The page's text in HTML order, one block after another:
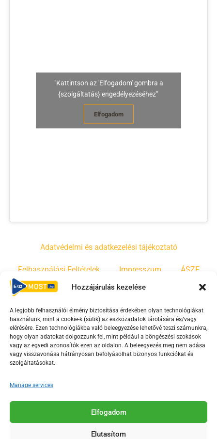
Hozzájárulás kezelése
A legjobb felhasználói élmény biztosítása érdekében olyan technológiákat
használunk, mint a cookie-k (sütik) az eszközadatok tárolására és/vagy
elérésére. Ezen technológiákba való beleegyezése lehetővé teszi számunkra,
hogy olyan adatokat dolgozzunk fel, mint például a böngészési szokások
vagy az egyedi azonosítók ezen az oldalon. A beleegyezés meg nem adása
vagy visszavonása hátrányosan befolyásolhat bizonyos funkciókat és
szolgáltatásokat.
Manage services
Elfogadom
Elutasítom
"Kattintson az 'Elfogadom' gombra a
{szolgáltatás} engedélyezéséhez"
Elfogadom
Adatvédelmi és adatkezelési tájékoztató
Felhasználási Feltételek Impresszum ÁSZF
Irányelvek Moderálási szabályzat
F
a
c
e
o
o
-
Y
o
u
t
b
e
s
T
i
k
Az Érd Média médiaszolgáltatási tevékenységét a
Médiatanács a Magyar Média Mecenatúra program